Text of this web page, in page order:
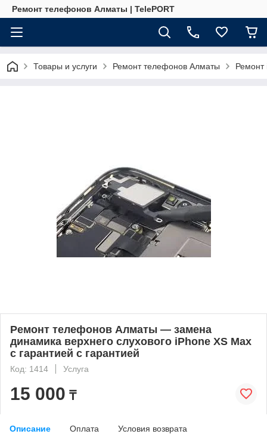
Ремонт телефонов Алматы | TelePORT
Товары и услуги Ремонт телефонов Алматы Ремонт
Ремонт телефонов Алматы — замена
динамика верхнего слухового iPhone XS Max
с гарантией с гарантией
Код: 1414 Услуга
15 000 ₸
Описание Оплата Условия возврата